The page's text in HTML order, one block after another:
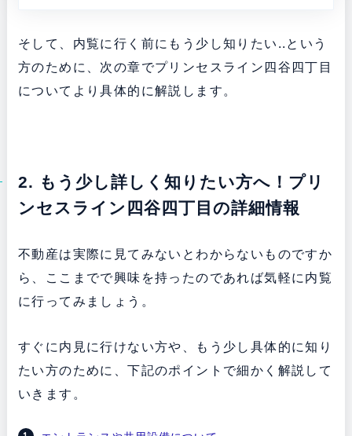
そして、内覧に行く前にもう少し知りたい..という
方のために、次の章でプリンセスライン四谷四丁目
についてより具体的に解説します。
2. もう少し詳しく知りたい方へ！プリ
ンセスライン四谷四丁目の詳細情報
不動産は実際に見てみないとわからないものですか
ら、ここまでで興味を持ったのであれば気軽に内覧
に行ってみましょう。
すぐに内見に行けない方や、もう少し具体的に知り
たい方のために、下記のポイントで細かく解説して
いきます。